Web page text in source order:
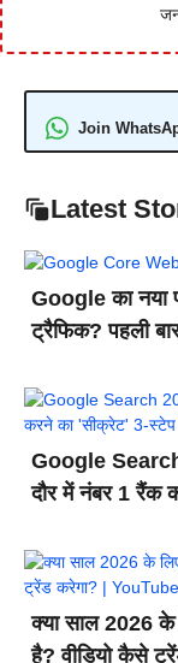
Join
Latest
Google का नया
ट्रैफिक? पहली
Google
दौर में नंबर 1 रैंक
क्या साल 2026 के
है? वीडियो कैसे